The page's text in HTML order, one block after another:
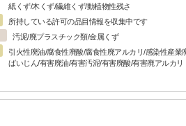
紙くず/木くず/繊維くず/動植物性残さ
所持している許可の品目情報を収集中です
汚泥/廃プラスチック類/金属くず
引火性廃油/腐食性廃酸/腐食性廃アルカリ/感染性産
ばいじん/有害廃油/有害汚泥/有害廃酸/有害廃アルカリ